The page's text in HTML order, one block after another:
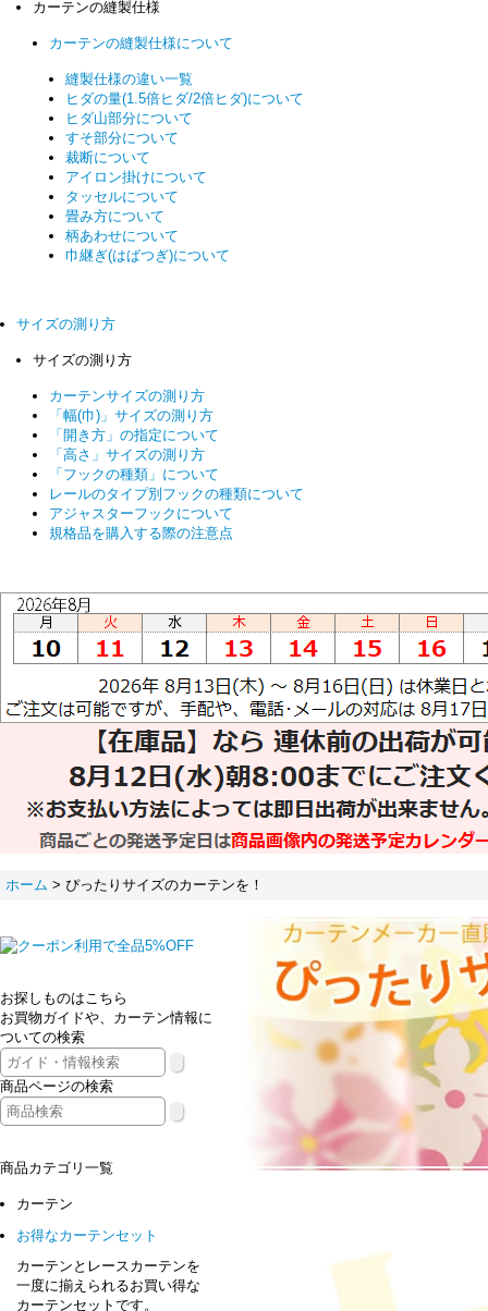
カーテンの縫製仕様
カーテンの縫製仕様について
縫製仕様の違い一覧
ヒダの量(1.5倍ヒダ/2倍ヒダ)について
ヒダ山部分について
すそ部分について
裁断について
アイロン掛けについて
タッセルについて
畳み方について
柄あわせについて
巾継ぎ(はばつぎ)について
サイズの測り方
サイズの測り方
カーテンサイズの測り方
「幅(巾)」サイズの測り方
「開き方」の指定について
「高さ」サイズの測り方
「フックの種類」について
レールのタイプ別フックの種類について
アジャスターフックについて
規格品を購入する際の注意点
ホーム > ぴったりサイズのカーテンを！
お探しものはこちら
お買物ガイドや、カーテン情報に
ついての検索
商品ページの検索
商品カテゴリ一覧
カーテン
お得なカーテンセット
カーテンとレースカーテンを
一度に揃えられるお買い得な
カーテンセットです。